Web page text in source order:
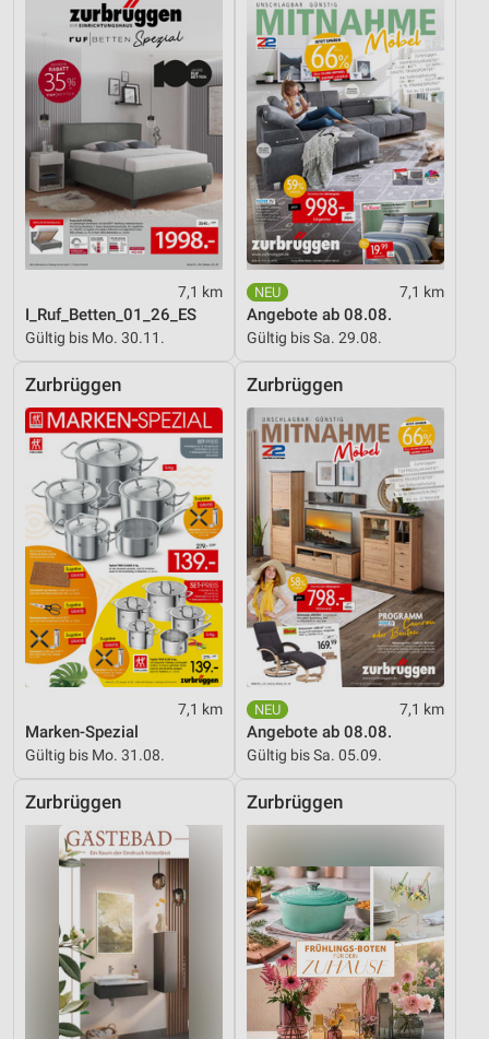
7,1 km
I_Ruf_Betten_01_26_ES
Gültig bis Mo. 30.11.
7,1 km
Angebote ab 08.08.
Gültig bis Sa. 29.08.
Zurbrüggen
7,1 km
Marken-Spezial
Gültig bis Mo. 31.08.
Zurbrüggen
7,1 km
Angebote ab 08.08.
Gültig bis Sa. 05.09.
Zurbrüggen Zurbrüggen